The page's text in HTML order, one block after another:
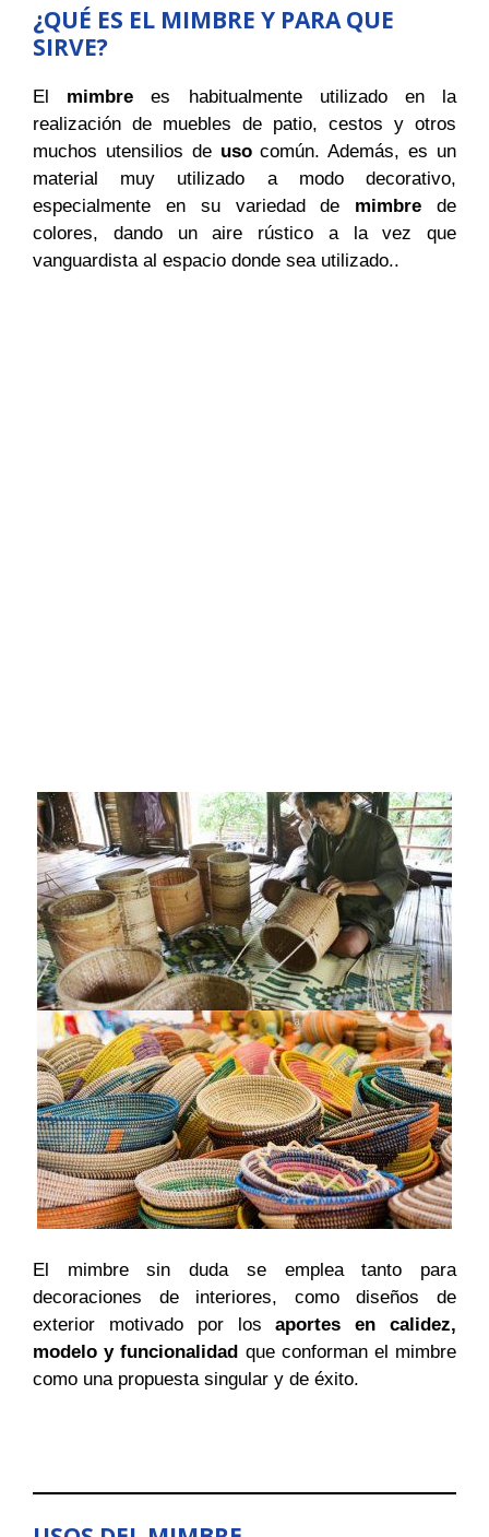
¿QUÉ ES EL MIMBRE Y PARA QUE
SIRVE?
El mimbre es habitualmente utilizado en la
realización de muebles de patio, cestos y otros
muchos utensilios de usocomún. Además, es un
material muy utilizado a modo decorativo,
especialmente en su variedad de mimbre de
colores, dando un aire rústico a la vez que
vanguardista al espacio donde sea utilizado..
El mimbre sin duda se emplea tanto para
decoraciones de interiores, como diseños de
exterior motivado por losaportes en calidez,
modelo y funcionalidad que conforman el mimbre
como una propuesta singular y de éxito.